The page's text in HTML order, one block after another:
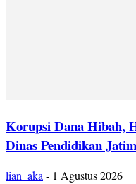
Korupsi Dana Hibah,
Dinas Pendidikan
lian_aka - 1 Agustus 2026